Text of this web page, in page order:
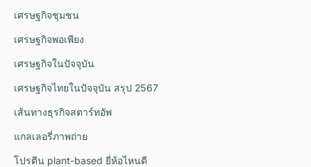
เศรษฐกิจชุมชน
เศรษฐกิจพอเพียง
เศรษฐกิจในปัจจุบัน
เศรษฐกิจไทยในปัจจุบัน สรุป 2567
เส้นทางธุรกิจสตาร์ทอัพ
แกลเลอรี่ภาพถ่าย
โปรตีน plant-based ยี่ห้อไหนดี